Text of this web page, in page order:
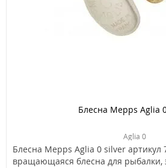
Блесна Mepps Aglia
Aglia 0
Блесна Mepps Aglia 0 silver артикул
вращающаяся блесна для рыбалки,